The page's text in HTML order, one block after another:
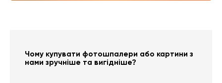
Чому купувати фотошпалери або картини з
нами зручніше та вигідніше?